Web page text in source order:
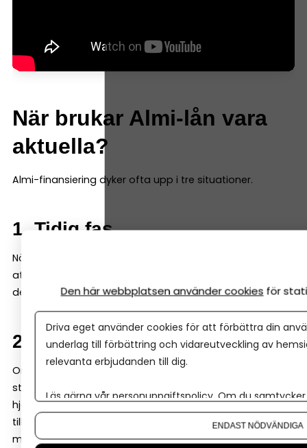
När brukar Almi-lån vara
aktuella?
Almi-finansiering dyker ofta upp i tre situationer.
1. Tidig fas
När ett företag fortfarande är ungt kan banken tycka
att underlaget är begränsat. Då kan Almi gå in med en
del av finansieringen – ofta genom ett s k mikrolån.
2. Tillväxt och expansion
Om ett företag vill växa snabbt kan kapitalbehovet bli
större än vad banken är bekväm med. Här kan Almi
hjälpa till med exempelvis företagslån eller
tillväxtlån, ofta i kombination med bank för att
möjliggöra hela satsningen.
Den här webbplatsen använder cookies för
Driva eget använder cookies för att förbättra din
underlag till förbättring och vidareutveckling av
relevanta erbjudanden till dig.
Läs gärna vår personuppgiftspolicy. Om du
Om du vill ändra ditt val i efterhand hittar du den
ENDAST NÖDVÄNDIGA